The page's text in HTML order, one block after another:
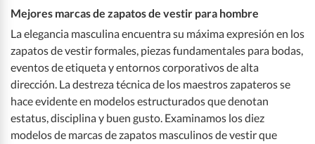
Mejores marcas de zapatos de vestir para hombre
La elegancia masculina encuentra su máxima expresión en los
zapatos de vestir formales, piezas fundamentales para bodas,
eventos de etiqueta y entornos corporativos de alta
dirección. La destreza técnica de los maestros zapateros se
hace evidente en modelos estructurados que denotan
estatus, disciplina y buen gusto. Examinamos los diez
modelos de marcas de zapatos masculinos de vestir que